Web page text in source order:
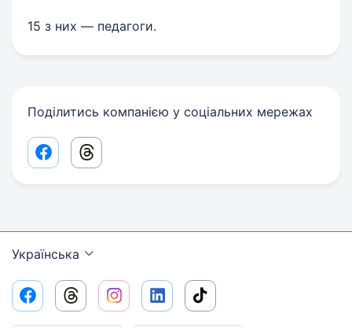
15 з них — педагоги.
Поділитись компанією у соціальних мережах
Facebook share link
Threads share link
Українська